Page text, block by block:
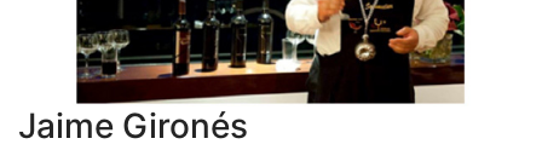
Jaime Gironés